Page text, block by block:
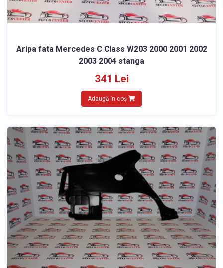
Aripa fata Mercedes C Class W203 2000 2001 2002
2003 2004 stanga
341 Lei
Adaugă în coș